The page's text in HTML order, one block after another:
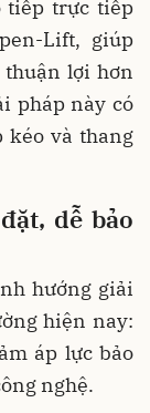
tiếp trực tiếp
Lift, giúp
thuận lợi hơn
pháp này có
kéo và thang
dễ bảo
hướng giải
hiện nay:
áp lực bảo
nghệ.